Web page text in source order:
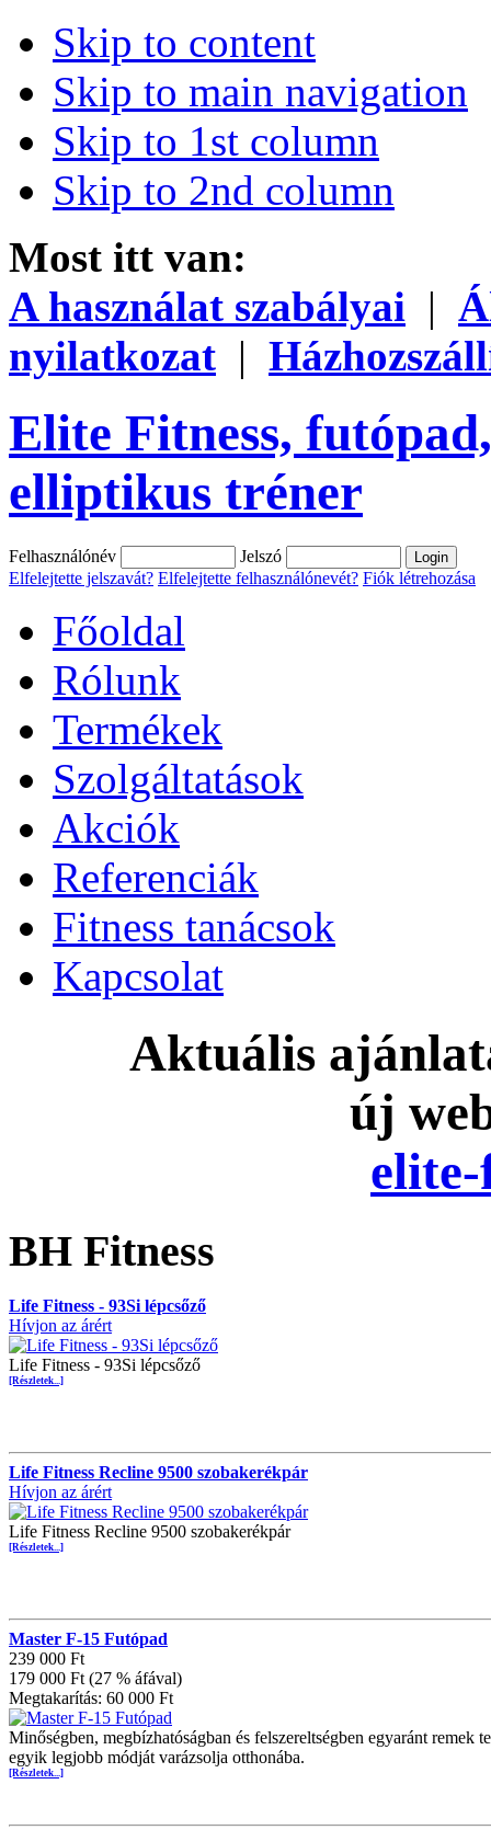
Skip to content
Skip to main navigation
Skip to 1st column
Skip to 2nd column
Most itt van:
A használat szabályai |
nyilatkozat |
Elite Fitness,
elliptikus tréner
Felhasználónév
Jelszó
Elfelejtette jelszavát? Elfelejtette felhasználónevét? Fiók létrehozása
Főoldal
Rólunk
Termékek
Szolgáltatások
Akciók
Referenciák
Fitness tanácsok
Kapcsolat
Aktuális
új
BH Fitness
Life Fitness - 93Si lépcsőző
Hívjon az árért
Life Fitness - 93Si lépcsőző
[Részletek...]
Life Fitness Recline 9500 szobakerékpár
Hívjon az árért
Life Fitness Recline 9500 szobakerékpár
[Részletek...]
Master F-15 Futópad
239 000 Ft
179 000 Ft (27 % áfával)
Megtakarítás: 60 000 Ft
Minőségben, megbízhatóságban és felszereltségben egyaránt remek
egyik legjobb módját varázsolja otthonába.
[Részletek...]